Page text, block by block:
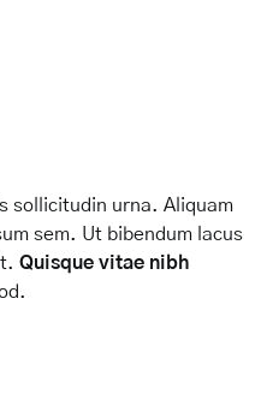
sollicitudin urna. Aliquam
sem. Ut bibendum lacus
Quisque vitae nibh